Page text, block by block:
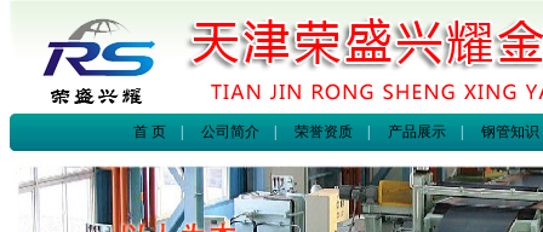
首 页| 公司简介| 荣誉资质| 产品展示| 钢管知识